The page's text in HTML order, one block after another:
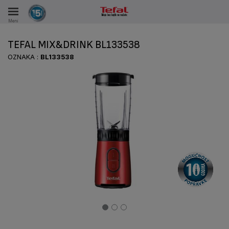
Meni
U PERIODU OD 15 GODINA
TEFAL MIX&DRINK BL133538
OZNAKA : BL133538